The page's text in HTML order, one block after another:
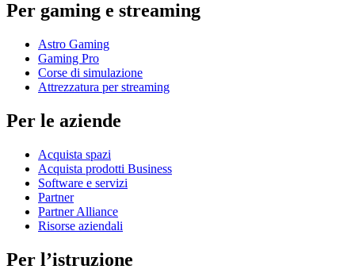
Per gaming e streaming
Astro Gaming
Gaming Pro
Corse di simulazione
Attrezzatura per streaming
Per le aziende
Acquista spazi
Acquista prodotti Business
Software e servizi
Partner
Partner Alliance
Risorse aziendali
Per l’istruzione